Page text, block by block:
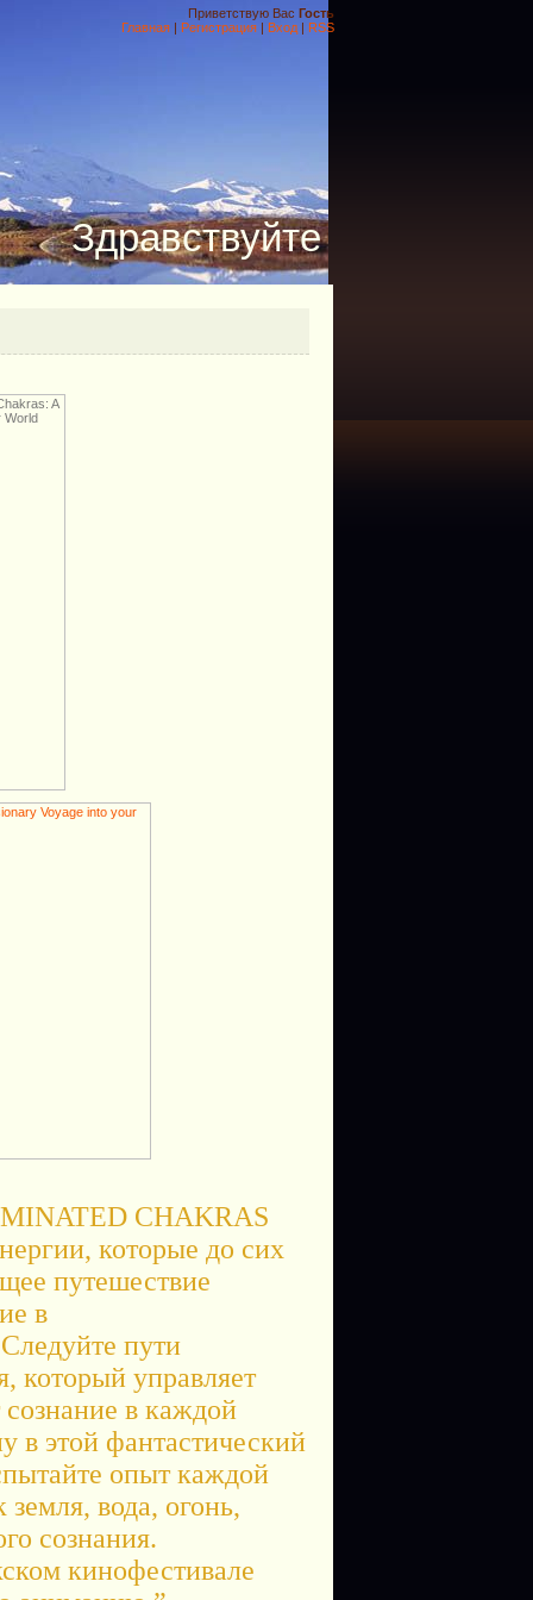
Приветствую Вас Гость
Главная | Регистрация | Вход | RSS
Здравствуйте
CHAKRAS
которые до сих
путешествие
в
пути
который управляет
в каждой
в этой фантастический
опыт каждой
вода, огонь,
сознания.
кинофестивале